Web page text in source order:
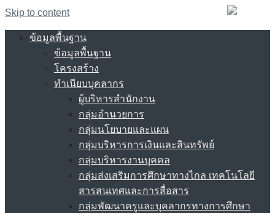
Skip to content
ข้อมูลพื้นฐาน
ข้อมูลพื้นฐาน
โครงสร้าง
ทำเนียบบุคลากร
ผู้บริหารสำนักงาน
กลุ่มอำนวยการ
กลุ่มนโยบายและแผน
กลุ่มบริหารการเงินและสินทรัพย์
กลุ่มบริหารงานบุคคล
กลุ่มส่งเสริมการศึกษาทางไกล เทคโนโลยี
สารสนเทศและการสื่อสาร
กลุ่มพัฒนาครูและบุคลากรทางการศึกษา